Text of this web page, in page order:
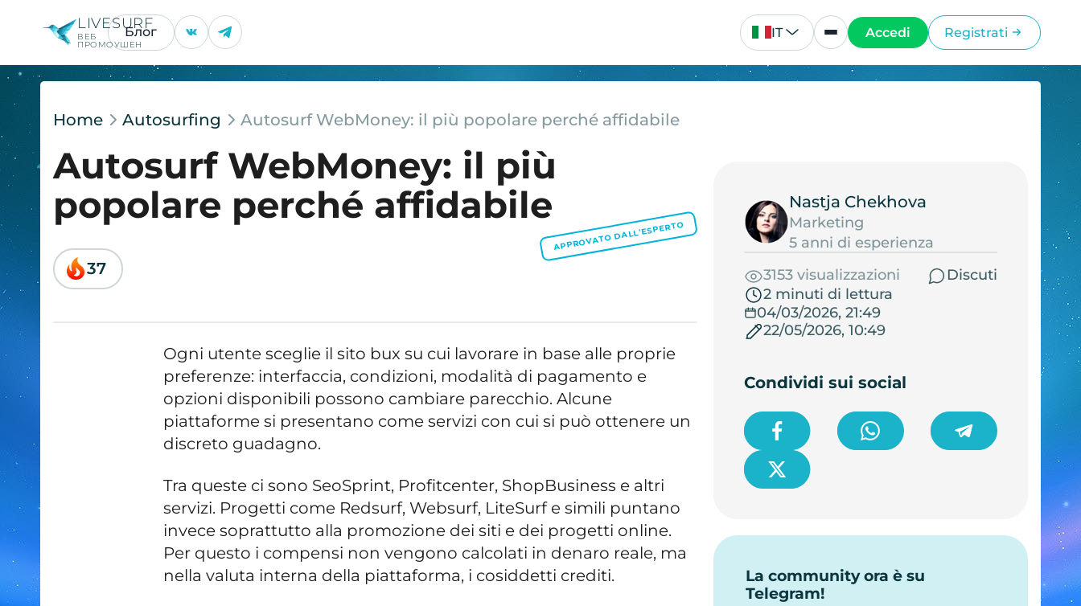
LIVESURF
ВЕБ
ПРОМОУШЕН
Блог IT Accedi Registrati
Home Autosurfing Autosurf WebMoney: il più popolare perché affidabile
Autosurf WebMoney: il più
popolare perché affidabile
APPROVATO DALL'ESPERTO
37
Ogni utente sceglie il sito bux su cui lavorare in base alle proprie
preferenze: interfaccia, condizioni, modalità di pagamento e
opzioni disponibili possono cambiare parecchio. Alcune
piattaforme si presentano come servizi con cui si può ottenere un
discreto guadagno.
Tra queste ci sono SeoSprint, Profitcenter, ShopBusiness e altri
servizi. Progetti come Redsurf, Websurf, LiteSurf e simili puntano
invece soprattutto alla promozione dei siti e dei progetti online.
Per questo i compensi non vengono calcolati in denaro reale, ma
nella valuta interna della piattaforma, i cosiddetti crediti.
Nastja Chekhova
Marketing
5 anni di esperienza
3153 visualizzazioni
Discuti
2 minuti di lettura
04/03/2026, 21:49
22/05/2026, 10:49
Condividi sui social
La community ora è su
Telegram!